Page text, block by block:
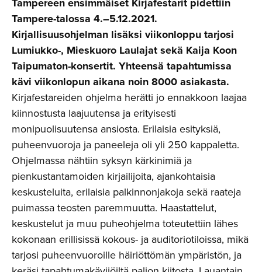
Tampere-talossa 4.–5.12.2021.
Kirjallisuusohjelman lisäksi viikonloppu tarjosi
Lumiukko-, Mieskuoro Laulajat sekä Kaija Koon
Taipumaton-konsertit. Yhteensä tapahtumissa
kävi viikonlopun aikana noin 8000 asiakasta.
Kirjafestareiden ohjelma herätti jo ennakkoon laajaa
kiinnostusta laajuutensa ja erityisesti
monipuolisuutensa ansiosta. Erilaisia esityksiä,
puheenvuoroja ja paneeleja oli yli 250 kappaletta.
Ohjelmassa nähtiin syksyn kärkinimiä ja
pienkustantamoiden kirjailijoita, ajankohtaisia
keskusteluita, erilaisia palkinnonjakoja sekä raateja
puimassa teosten paremmuutta. Haastattelut,
keskustelut ja muu puheohjelma toteutettiin lähes
kokonaan erillisissä kokous- ja auditoriotiloissa, mikä
tarjosi puheenvuoroille häiriöttömän ympäristön, ja